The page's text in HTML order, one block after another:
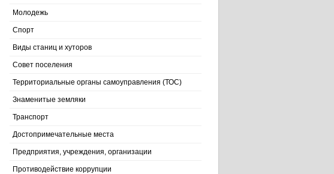
Молодежь
Спорт
Виды станиц и хуторов
Совет поселения
Территориальные органы самоуправления (ТОС)
Знаменитые земляки
Транспорт
Достопримечательные места
Предприятия, учреждения, организации
Противодействие коррупции